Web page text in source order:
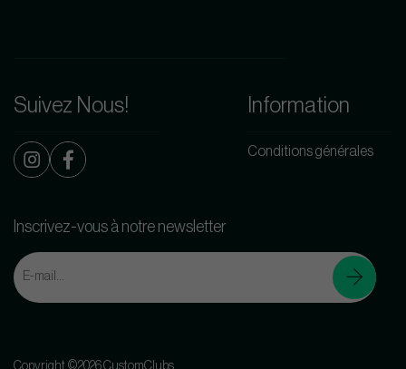
Suivez Nous! Information
Conditions générales
Inscrivez-vous à notre newsletter
Copyright ©2026 CustomClubs